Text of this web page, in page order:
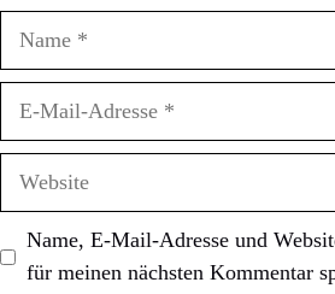
Adresse
Name, E-Mail-Adresse und
für meinen nächsten Kommentar